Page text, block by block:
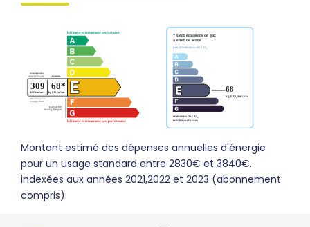
Montant estimé des dépenses annuelles d'énergie
pour un usage standard entre 2830€ et 3840€.
indexées aux années 2021,2022 et 2023 (abonnement
compris).